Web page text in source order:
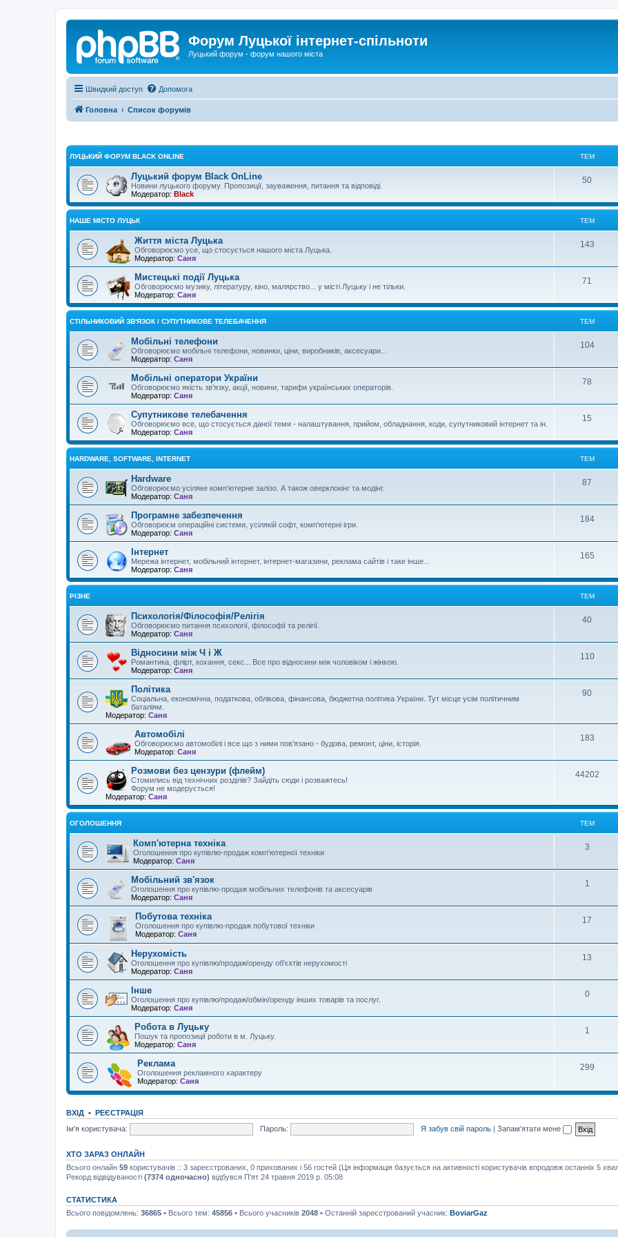
Форум Луцької інтернет-спільноти
Луцький форум - форум нашого міста
Швидкий доступ Допомога
Головна Список форумів
ЛУЦЬКИЙ ФОРУМ BLACK ONLINE ТЕМ
Луцький форум Black OnLine
Новини луцького форуму. Пропозиції, зауваження, питання та відповіді.
Модератор: Black
50
НАШЕ МІСТО ЛУЦЬК ТЕМ
Життя міста Луцька
Обговорюємо усе, що стосується нашого міста Луцька.
Модератор: Саня
143
Мистецькі події Луцька
Обговорюємо музику, літературу, кіно, малярство... у місті Луцьку і не тільки.
Модератор: Саня
71
СТІЛЬНИКОВИЙ ЗВ'ЯЗОК / СУПУТНИКОВЕ ТЕЛЕБАЧЕННЯ ТЕМ
Мобільні телефони
Обговорюємо мобільні телефони, новинки, ціни, виробників, аксесуари...
Модератор: Саня
104
Мобільні оператори України
Обговорюємо якість зв'язку, акції, новини, тарифи українських операторів.
Модератор: Саня
78
Супутникове телебачення
Обговорюємо все, що стосується даної теми - налаштування, прийом, обладнання, коди, супутниковий інтернет та ін.
Модератор: Саня
15
HARDWARE, SOFTWARE, INTERNET ТЕМ
Hardware
Обговорюємо усіляке комп'ютерне залізо. А також оверклокінг та модінг.
Модератор: Саня
87
Програмне забезпечення
Обговорюєм операційні системи, усілякій софт, комп'ютерні ігри.
Модератор: Саня
184
Інтернет
Мережа інтернет, мобільний інтернет, інтернет-магазини, реклама сайтів і таке інше...
Модератор: Саня
165
РІЗНЕ ТЕМ
Психологія/Філософія/Релігія
Обговорюємо питання психології, філософії та релігії.
Модератор: Саня
40
Відносини між Ч і Ж
Романтика, флірт, кохання, секс... Все про відносини між чоловіком і жінкою.
Модератор: Саня
110
Політика
Соціальна, економічна, податкова, облікова, фінансова, бюджетна політика України. Тут місце усім політичним
баталіям.
Модератор: Саня
90
Автомобілі
Обговорюємо автомобілі і все що з ними пов'язано - будова, ремонт, ціни, історія.
Модератор: Саня
183
Розмови без цензури (флейм)
Стомились від технічних розділів? Зайдіть сюди і розважтесь!
Форум не модерується!
Модератор: Саня
44202
ОГОЛОШЕННЯ ТЕМ
Комп'ютерна техніка
Оголошення про купівлю-продаж комп'ютерної техніки
Модератор: Саня
3
Мобільний зв'язок
Оголошення про купівлю-продаж мобільних телефонів та аксесуарів
Модератор: Саня
1
Побутова техніка
Оголошення про купівлю-продаж побутової техніки
Модератор: Саня
17
Нерухомість
Оголошення про купівлю/продаж/оренду об'єктів нерухомості
Модератор: Саня
13
Інше
Оголошення про купівлю/продаж/обмін/оренду інших товарів та послуг.
Модератор: Саня
0
Робота в Луцьку
Пошук та пропозиції роботи в м. Луцьку.
Модератор: Саня
1
Реклама
Оголошення рекламного характеру
Модератор: Саня
299
ВХІД • РЕЄСТРАЦІЯ
Ім'я користувача:
Пароль: Я забув свій пароль | Запам'ятати мене
ХТО ЗАРАЗ ОНЛАЙН
Всього онлайн 59 користувачів :: 3 зареєстрованих, 0 прихованих і 56 гостей (Ця інформація базується на активності користувачів впродовж останніх 5
Рекорд відвідуваності (7374 одночасно) відбувся П'ят 24 травня 2019 р. 05:08
СТАТИСТИКА
Всього повідомлень: 36865 • Всього тем: 45856 • Всього учасників 2048 • Останній зареєстрований учасник: BoviarGaz